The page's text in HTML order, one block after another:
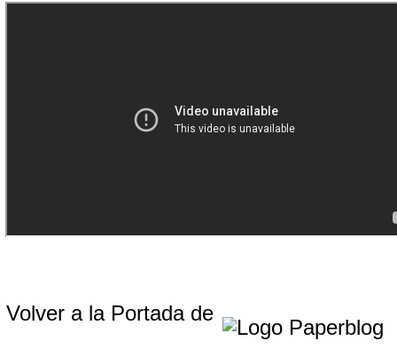
Volver a la Portada de